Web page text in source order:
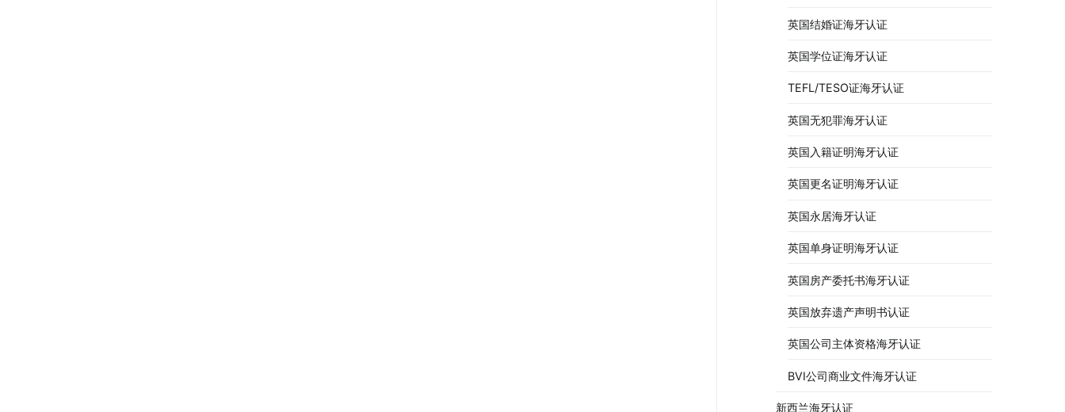
英国结婚证海牙认证
英国学位证海牙认证
TEFL/TESO证海牙认证
英国无犯罪海牙认证
英国入籍证明海牙认证
英国更名证明海牙认证
英国永居海牙认证
英国单身证明海牙认证
英国房产委托书海牙认证
英国放弃遗产声明书认证
英国公司主体资格海牙认证
BVI公司商业文件海牙认证
新西兰海牙认证